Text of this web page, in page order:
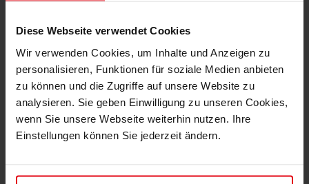
Diese Webseite verwendet Cookies
Wir verwenden Cookies, um Inhalte und Anzeigen zu
personalisieren, Funktionen für soziale Medien anbieten
zu können und die Zugriffe auf unsere Website zu
analysieren. Sie geben Einwilligung zu unseren Cookies,
wenn Sie unsere Webseite weiterhin nutzen. Ihre
Einstellungen können Sie jederzeit ändern.
Express Lieferung möglich
kannst Du deine Bestellung auch mit der